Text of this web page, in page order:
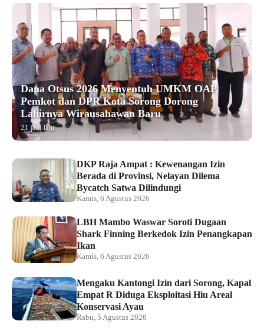
Dana Otsus 2026 Menyentuh UMKM OAP,
Pemkot dan DPR Kota Sorong Dorong
Lahirnya Wirausahawan Baru
21 jam lalu
DKP Raja Ampat : Kewenangan Izin
Berada di Provinsi, Nelayan Dilema
Bycatch Satwa Dilindungi
Kamis, 6 Agustus 2026
LBH Mambo Waswar Soroti Dugaan
Shark Finning Berkedok Izin Penangkapan
Ikan
Kamis, 6 Agustus 2026
Mengaku Kantongi Izin dari Sorong, Kapal
Empat R Diduga Eksploitasi Hiu Areal
Konservasi Ayau
Rabu, 5 Agustus 2026